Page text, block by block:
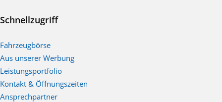
Schnellzugriff
Fahrzeugbörse
Aus unserer Werbung
Leistungsportfolio
Kontakt & Öffnungszeiten
Ansprechpartner